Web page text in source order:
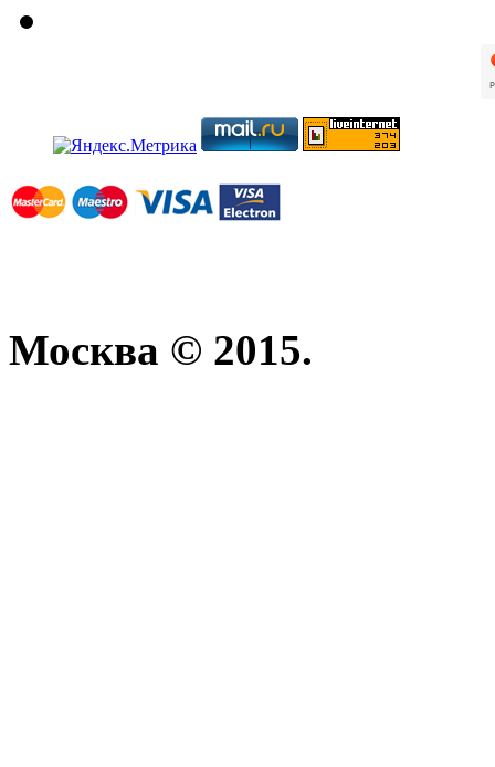
Москва © 2015.